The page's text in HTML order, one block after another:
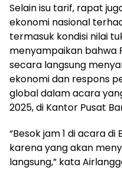
Selain isu tarif, rapat
ekonomi nasional
termasuk kondisi nilai
menyampaikan bahwa
secara langsung
ekonomi dan respons
global dalam acara
2025, di Kantor Pusat
“Besok jam 1 di acara di
karena yang akan
langsung,” kata